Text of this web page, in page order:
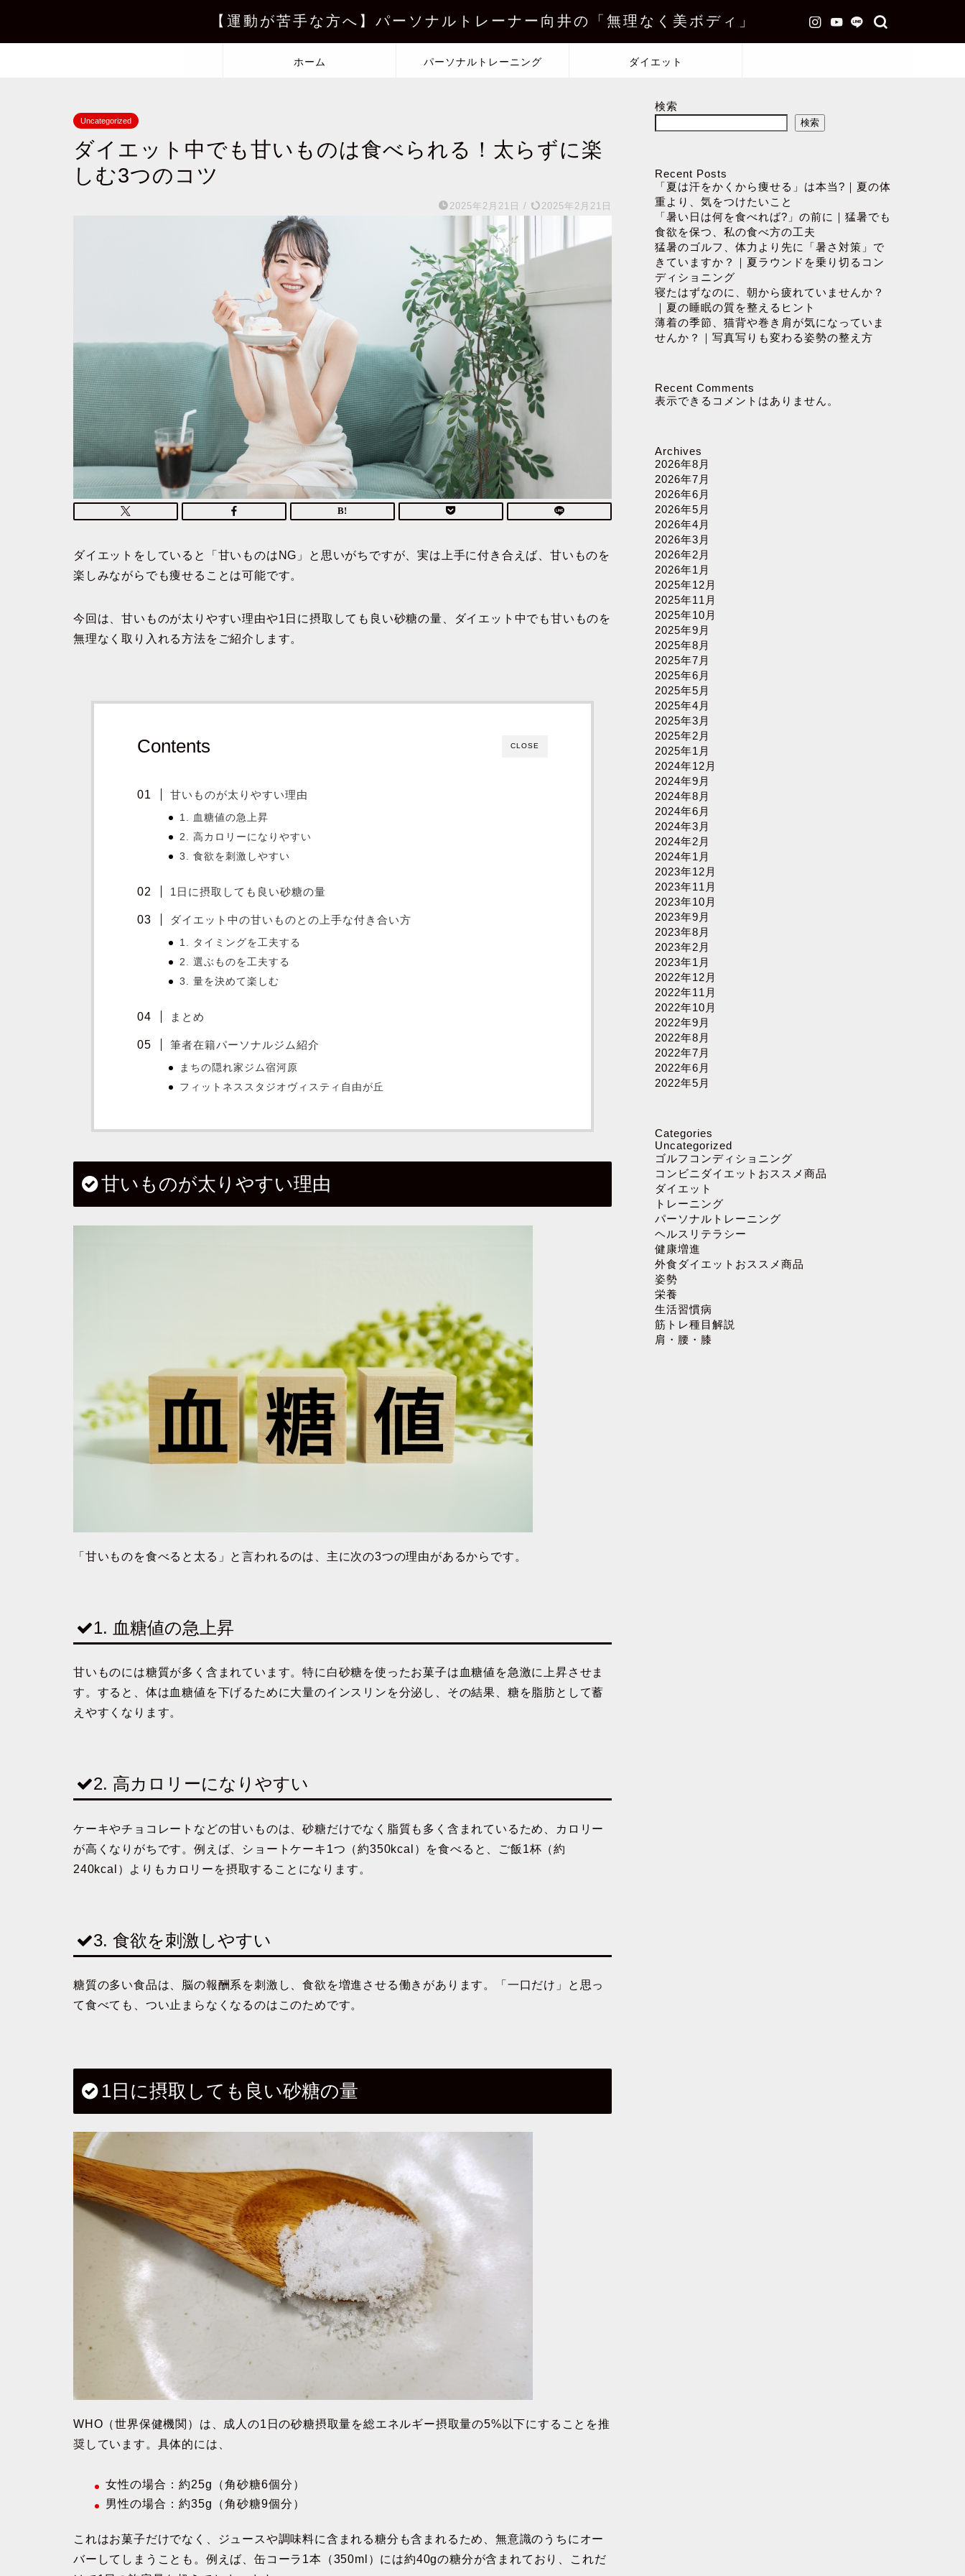
【運動が苦手な方へ】パーソナルトレーナー向井の「無理なく美ボディ」
ホーム パーソナルトレーニング ダイエット
Uncategorized
ダイエット中でも甘いものは食べられる！太らずに楽
しむ3つのコツ
2025年2月21日 / 2025年2月21日
ダイエットをしていると「甘いものはNG」と思いがちですが、実は上手に付き合えば、甘いものを
楽しみながらでも痩せることは可能です。
今回は、甘いものが太りやすい理由や1日に摂取しても良い砂糖の量、ダイエット中でも甘いものを
無理なく取り入れる方法をご紹介します。
CLOSE
Contents
甘いものが太りやすい理由
1.
血糖値の急上昇
2.高カロリーになりやすい
3.食欲を刺激しやすい
1日に摂取しても良い砂糖の量
ダイエット中の甘いものとの上手な付き合い方
1. タイミングを工夫する
2.選ぶものを工夫する
3.量を決めて楽しむ
まとめ
筆者在籍パーソナルジム紹介
まちの隠れ家ジム宿河原
フィットネススタジオヴィスティ自由が丘
甘いものが太りやすい理由
「甘いものを食べると太る」と言われるのは、主に次の3つの理由があるからです。
1. 血糖値の急上昇
甘いものには糖質が多く含まれています。特に白砂糖を使ったお菓子は血糖値を急激に上昇させま
す。すると、体は血糖値を下げるために大量のインスリンを分泌し、その結果、糖を脂肪として蓄
えやすくなります。
2. 高カロリーになりやすい
ケーキやチョコレートなどの甘いものは、砂糖だけでなく脂質も多く含まれているため、カロリー
が高くなりがちです。例えば、ショートケーキ1つ（約350kcal）を食べると、
ご飯1杯（約
240kcal）よりもカロリーを摂取することになります。
3. 食欲を刺激しやすい
糖質の多い食品は、 脳の報酬系を刺激し、食欲を増進させる働き があります。「一口だけ」と思っ
て食べても、つい止まらなくなるのはこのためです。
1日に摂取しても良い砂糖の量
WHO（世界保健機関）は、成人の1日の砂糖摂取量を総エネルギー摂取量の5%以下にすることを推
奨しています。具体的には、
女性の場合：約25g（角砂糖6個分）
男性の場合：約35g（角砂糖9個分）
これはお菓子だけでなく、ジュースや調味料に含まれる糖分も含まれるため、 無意識のうちにオー
バーしてしまうことも 。例えば、缶コーラ1本（350ml）には約40gの糖分が含まれており、これだ
検索
検索
Recent Posts
「夏は汗をかくから痩せる」は本当?｜夏の体
重より、気をつけたいこと
「暑い日は何を食べれば?」の前に｜猛暑でも
食欲を保つ、私の食べ方の工夫
猛暑のゴルフ、体力より先に「暑さ対策」で
きていますか？｜夏ラウンドを乗り切るコン
ディショニング
寝たはずなのに、朝から疲れていませんか？
｜夏の睡眠の質を整えるヒント
薄着の季節、猫背や巻き肩が気になっていま
せんか？｜写真写りも変わる姿勢の整え方
Recent Comments
表示できるコメントはありません。
Archives
2026年8月
2026年7月
2026年6月
2026年5月
2026年4月
2026年3月
2026年2月
2026年1月
2025年12月
2025年11月
2025年10月
2025年9月
2025年8月
2025年7月
2025年6月
2025年5月
2025年4月
2025年3月
2025年2月
2025年1月
2024年12月
2024年9月
2024年8月
2024年6月
2024年3月
2024年2月
2024年1月
2023年12月
2023年11月
2023年10月
2023年9月
2023年8月
2023年2月
2023年1月
2022年12月
2022年11月
2022年10月
2022年9月
2022年8月
2022年7月
2022年6月
2022年5月
Categories
Uncategorized
ゴルフコンディショニング
コンビニダイエットおススメ商品
ダイエット
トレーニング
パーソナルトレーニング
ヘルスリテラシー
健康増進
外食ダイエットおススメ商品
姿勢
栄養
生活習慣病
筋トレ種目解説
肩・腰・膝